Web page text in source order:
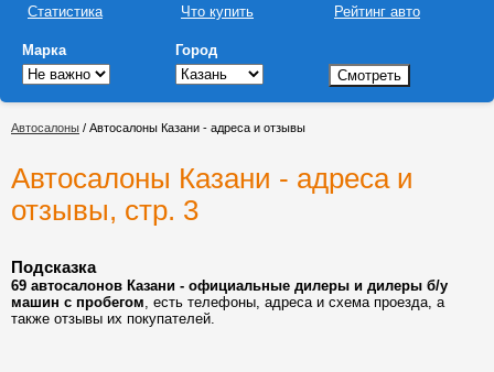
Статистика Что купить Рейтинг авто
Марка Город
Автосалоны / Автосалоны Казани - адреса и отзывы
Автосалоны Казани - адреса и
отзывы, стр. 3
Подсказка
69 автосалонов Казани - официальные дилеры и дилеры б/у
машин с пробегом, есть телефоны, адреса и схема проезда, а
также отзывы их покупателей.